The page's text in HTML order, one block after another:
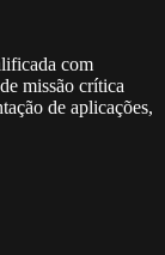
com
missão crítica
de aplicações,